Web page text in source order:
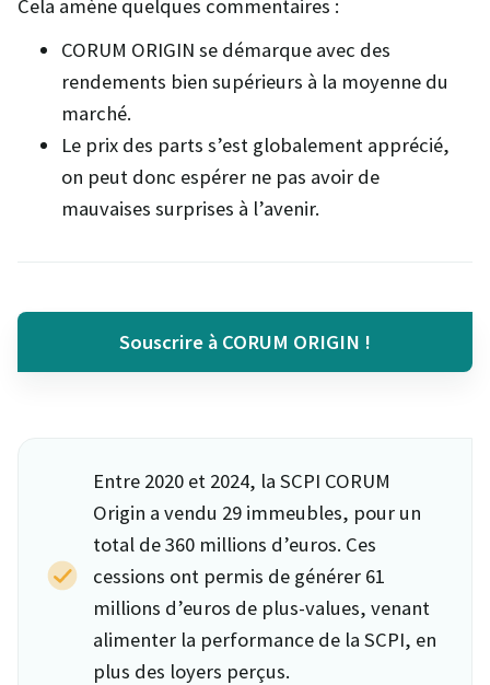
Cela amène quelques commentaires :
CORUM ORIGIN se démarque avec des
rendements bien supérieurs à la moyenne du
marché.
Le prix des parts s’est globalement apprécié,
on peut donc espérer ne pas avoir de
mauvaises surprises à l’avenir.
Souscrire à CORUM ORIGIN !
Entre 2020 et 2024, la SCPI CORUM
Origin a vendu 29 immeubles, pour un
total de 360 millions d’euros. Ces
cessions ont permis de générer 61
millions d’euros de plus-values, venant
alimenter la performance de la SCPI, en
plus des loyers perçus.